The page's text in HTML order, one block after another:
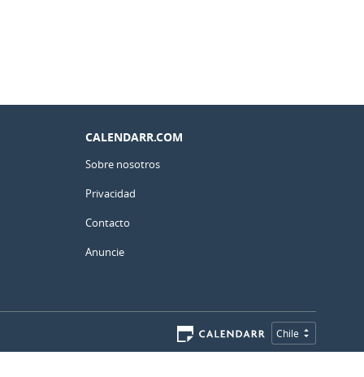
CALENDARR.COM
Sobre nosotros
Privacidad
Contacto
Anuncie
Chile